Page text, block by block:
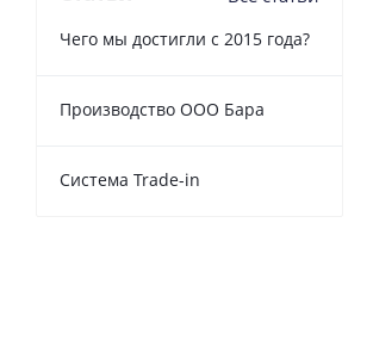
Чего мы достигли с 2015 года?
Производство ООО Бара
Cистема Trade-in